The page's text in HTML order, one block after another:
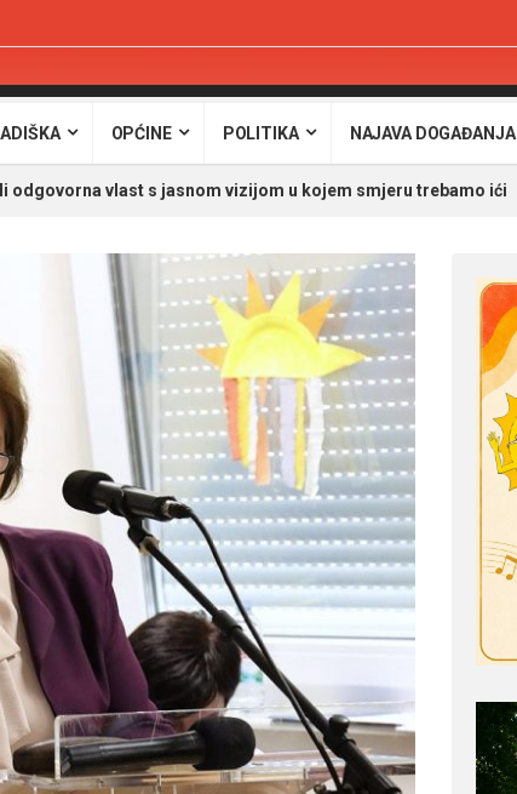
OPĆINE POLITIKA NAJAVA DOGAĐANJA
odgovorna vlast s jasnom vizijom u kojem smjeru trebamo ići